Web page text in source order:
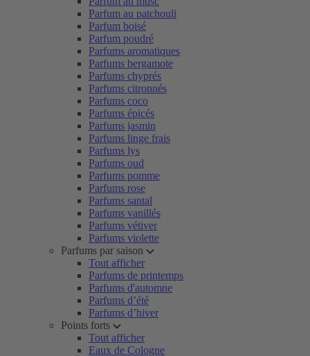
Parfum au patchouli
Parfum boisé
Parfum poudré
Parfums aromatiques
Parfums bergamote
Parfums chyprés
Parfums citronnés
Parfums coco
Parfums épicés
Parfums jasmin
Parfums linge frais
Parfums lys
Parfums oud
Parfums pomme
Parfums rose
Parfums santal
Parfums vanillés
Parfums vétiver
Parfums violette
Parfums par saison
Tout afficher
Parfums de printemps
Parfums d'automne
Parfums d’été
Parfums d’hiver
Points forts
Tout afficher
Eaux de Cologne